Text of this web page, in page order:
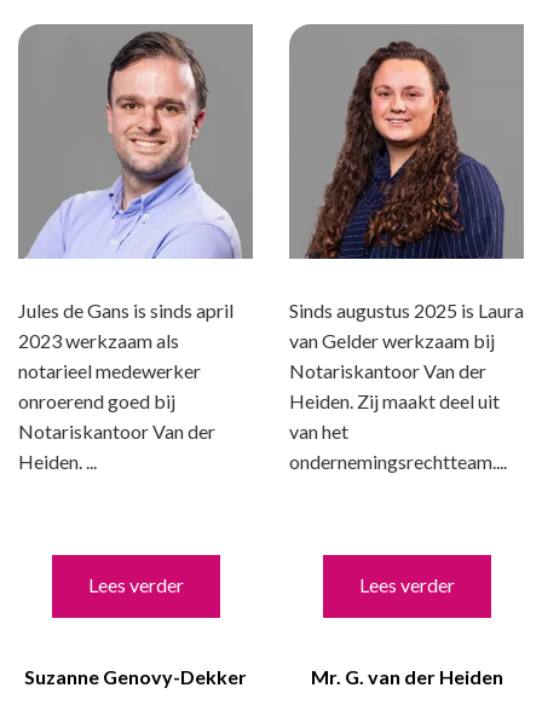
Jules de Gans is sinds april
2023 werkzaam als
notarieel medewerker
onroerend goed bij
Notariskantoor Van der
Heiden. ...
Lees verder
Sinds augustus 2025 is Laura
van Gelder werkzaam bij
Notariskantoor Van der
Heiden. Zij maakt deel uit
van het
ondernemingsrechtteam....
Lees verder
Suzanne Genovy-Dekker Mr. G. van der Heiden